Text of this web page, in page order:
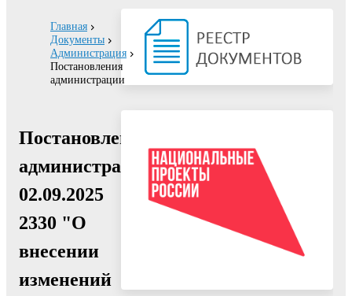
Главная
Документы
Администрация
Постановления
администрации
Постановление
администрации
02.09.2025
2330 "О
внесении
изменений